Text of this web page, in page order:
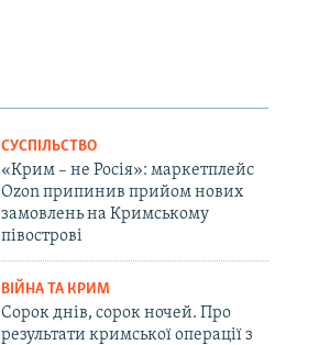
СУСПІЛЬСТВО
«Крим – не Росія»: маркетплейс
Ozon припинив прийом нових
замовлень на Кримському
півострові
ВІЙНА ТА КРИМ
Сорок днів, сорок ночей. Про
результати кримської операції з